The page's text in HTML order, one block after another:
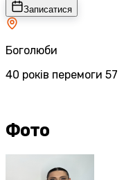
Записатися
Боголюби
40 років перемоги 57
Фото